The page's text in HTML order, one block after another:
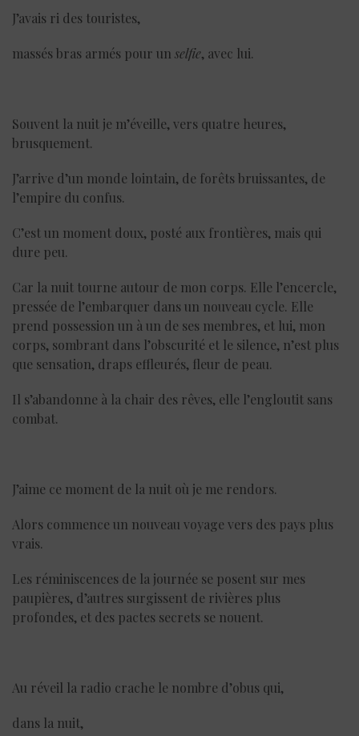
J’avais ri des touristes,
massés bras armés pour un selfie, avec lui.
Souvent la nuit je m’éveille, vers quatre heures,
brusquement.
J’arrive d’un monde lointain, de forêts bruissantes, de
l’empire du confus.
C’est un moment doux, posté aux frontières, mais qui
dure peu.
Car la nuit tourne autour de mon corps. Elle l’encercle,
pressée de l’embarquer dans un nouveau cycle. Elle
prend possession un à un de ses membres, et lui, mon
corps, sombrant dans l’obscurité et le silence, n’est plus
que sensation, draps effleurés, fleur de peau.
Il s’abandonne à la chair des rêves, elle l’engloutit sans
combat.
J’aime ce moment de la nuit où je me rendors.
Alors commence un nouveau voyage vers des pays plus
vrais.
Les réminiscences de la journée se posent sur mes
paupières, d’autres surgissent de rivières plus
profondes, et des pactes secrets se nouent.
Au réveil la radio crache le nombre d’obus qui,
dans la nuit,